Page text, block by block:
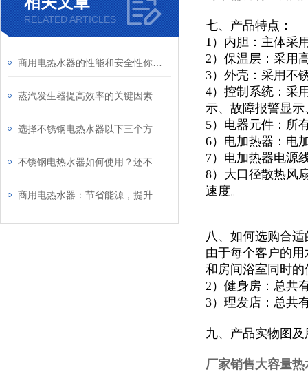
RELATED ARTICLES
蒸汽发生器提高效率的关键因素
七、产品特点：
1）内胆：主体采
2）保温层：采用
3）外壳：采用不
4）控制系统：采
示、故障报警显
5）电器元件：所
6）电加热器：电
7）电加热器电源
8）大口径散热风
速度。
八、如何选购合
由于每个客户的
和房间浴室同时的
2）健身房：总共
3）理发店：总共
九、产品实物图
厂家销售大容量